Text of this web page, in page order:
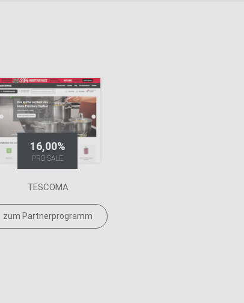
16,00%
PRO SALE
TESCOMA
zum Partnerprogramm